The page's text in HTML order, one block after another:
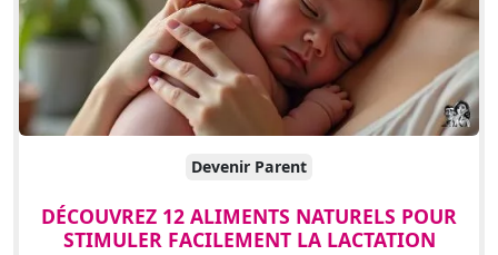
Devenir Parent
DÉCOUVREZ 12 ALIMENTS NATURELS POUR
STIMULER FACILEMENT LA LACTATION